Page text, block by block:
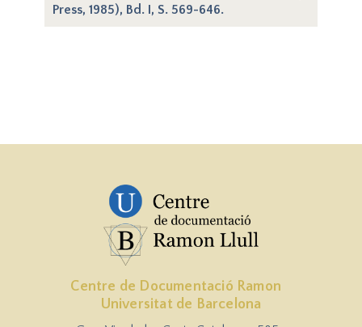
Press, 1985), Bd. I, S. 569-646.
Centre de Documentació Ramon
Universitat de Barcelona